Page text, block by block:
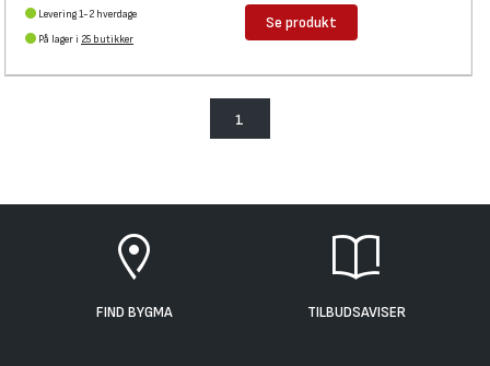
Levering 1-2 hverdage
På lager i 25 butikker
Se produkt
1
FIND BYGMA TILBUDSAVISER